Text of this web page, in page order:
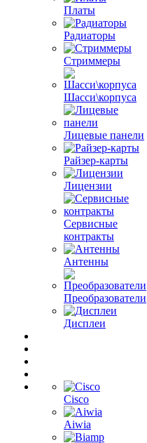
Платы
Радиаторы
Стриммеры
Шасси\корпуса
Лицевые панели
Райзер-карты
Лицензии
Сервисные
контракты
Антенны
Преобразователи
Дисплеи
Cisco
Aiwia